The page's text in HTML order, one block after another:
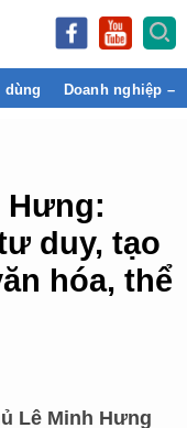
dùng Doanh nghiệp –
Hưng:
duy, tạo
hóa, thể
Lê Minh Hưng